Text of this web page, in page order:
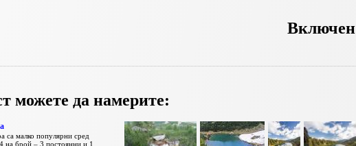
Включен
можете да намерите:
са малко популярни сред
на брой – 3 постоянни и 1